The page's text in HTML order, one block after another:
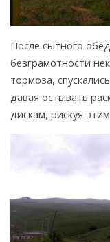
После сытного
безграмотности
тормоза,
давая остывать
дискам, рискуя